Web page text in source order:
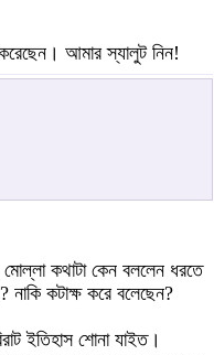
আমার স্যালুট নিন!
মোল্লা কথাটা কেন বললেন ধরতে
নাকি কটাক্ষ করে বলেছেন?
ইতিহাস শোনা যাইত।